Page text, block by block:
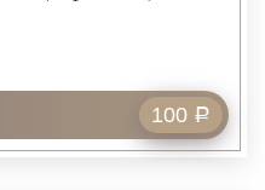
100 Р